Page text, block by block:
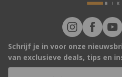
Schrijf je in voor onze
van exclusieve deals, tips en
E-mailadres